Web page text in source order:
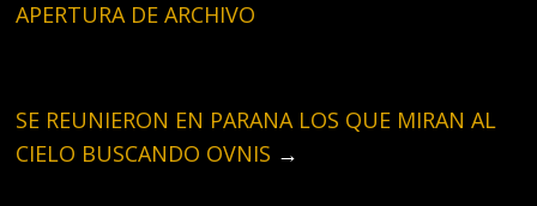
APERTURA DE ARCHIVO
SE REUNIERON EN PARANA LOS QUE MIRAN AL
CIELO BUSCANDO OVNIS →